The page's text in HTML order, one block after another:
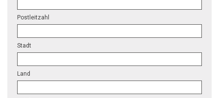
Postleitzahl
Stadt
Land